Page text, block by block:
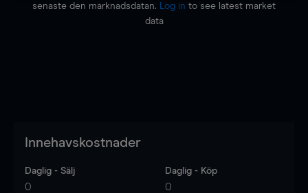
senaste den marknadsdatan.
Log in to see latest market
data
Innehavskostnader
Daglig - Sälj
0
Daglig - Köp
0